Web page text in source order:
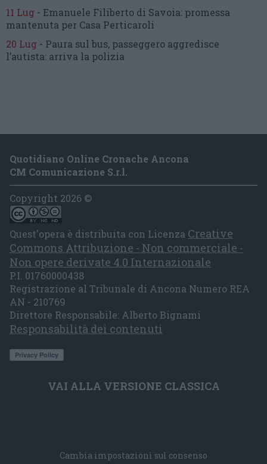
11 Lug - Emanuele Filiberto di Savoia: promessa
mantenuta per Casa Perticaroli
20 Lug - Paura sul bus, passeggero aggredisce
l’autista: arriva la polizia
Quotidiano Online Cronache Ancona
CM Comunicazione S.r.l.
Copyright 2026 ©
Quest'opera è distribuita con Licenza Creative
Commons Attribuzione - Non commerciale -
Non opere derivate 4.0 Internazionale
P.I. 01760000438
Registrazione al Tribunale di Ancona Numero REA
AN - 210769
Direttore Responsabile: Alberto Bignami
Responsabilità dei contenuti
VAI ALLA VERSIONE CLASSICA
Cambia impostazioni sul consenso